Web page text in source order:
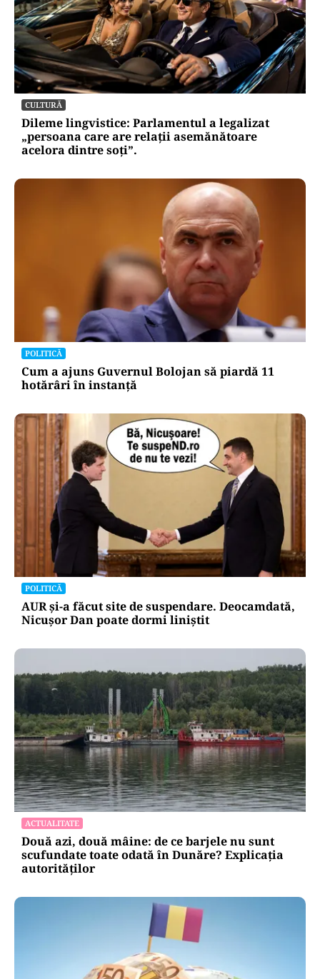
CULTURĂ
Dileme lingvistice: Parlamentul a legalizat
„persoana care are relații asemănătoare
acelora dintre soți”.
POLITICĂ
Cum a ajuns Guvernul Bolojan să piardă 11
hotărâri în instanță
POLITICĂ
AUR și-a făcut site de suspendare. Deocamdată,
Nicușor Dan poate dormi liniștit
ACTUALITATE
Două azi, două mâine: de ce barjele nu sunt
scufundate toate odată în Dunăre? Explicația
autorităților